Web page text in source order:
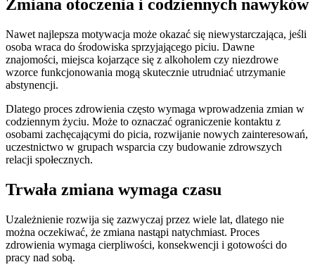
Zmiana otoczenia i codziennych nawyków
Nawet najlepsza motywacja może okazać się niewystarczająca, jeśli
osoba wraca do środowiska sprzyjającego piciu. Dawne
znajomości, miejsca kojarzące się z alkoholem czy niezdrowe
wzorce funkcjonowania mogą skutecznie utrudniać utrzymanie
abstynencji.
Dlatego proces zdrowienia często wymaga wprowadzenia zmian w
codziennym życiu. Może to oznaczać ograniczenie kontaktu z
osobami zachęcającymi do picia, rozwijanie nowych zainteresowań,
uczestnictwo w grupach wsparcia czy budowanie zdrowszych
relacji społecznych.
Trwała zmiana wymaga czasu
Uzależnienie rozwija się zazwyczaj przez wiele lat, dlatego nie
można oczekiwać, że zmiana nastąpi natychmiast. Proces
zdrowienia wymaga cierpliwości, konsekwencji i gotowości do
pracy nad sobą.